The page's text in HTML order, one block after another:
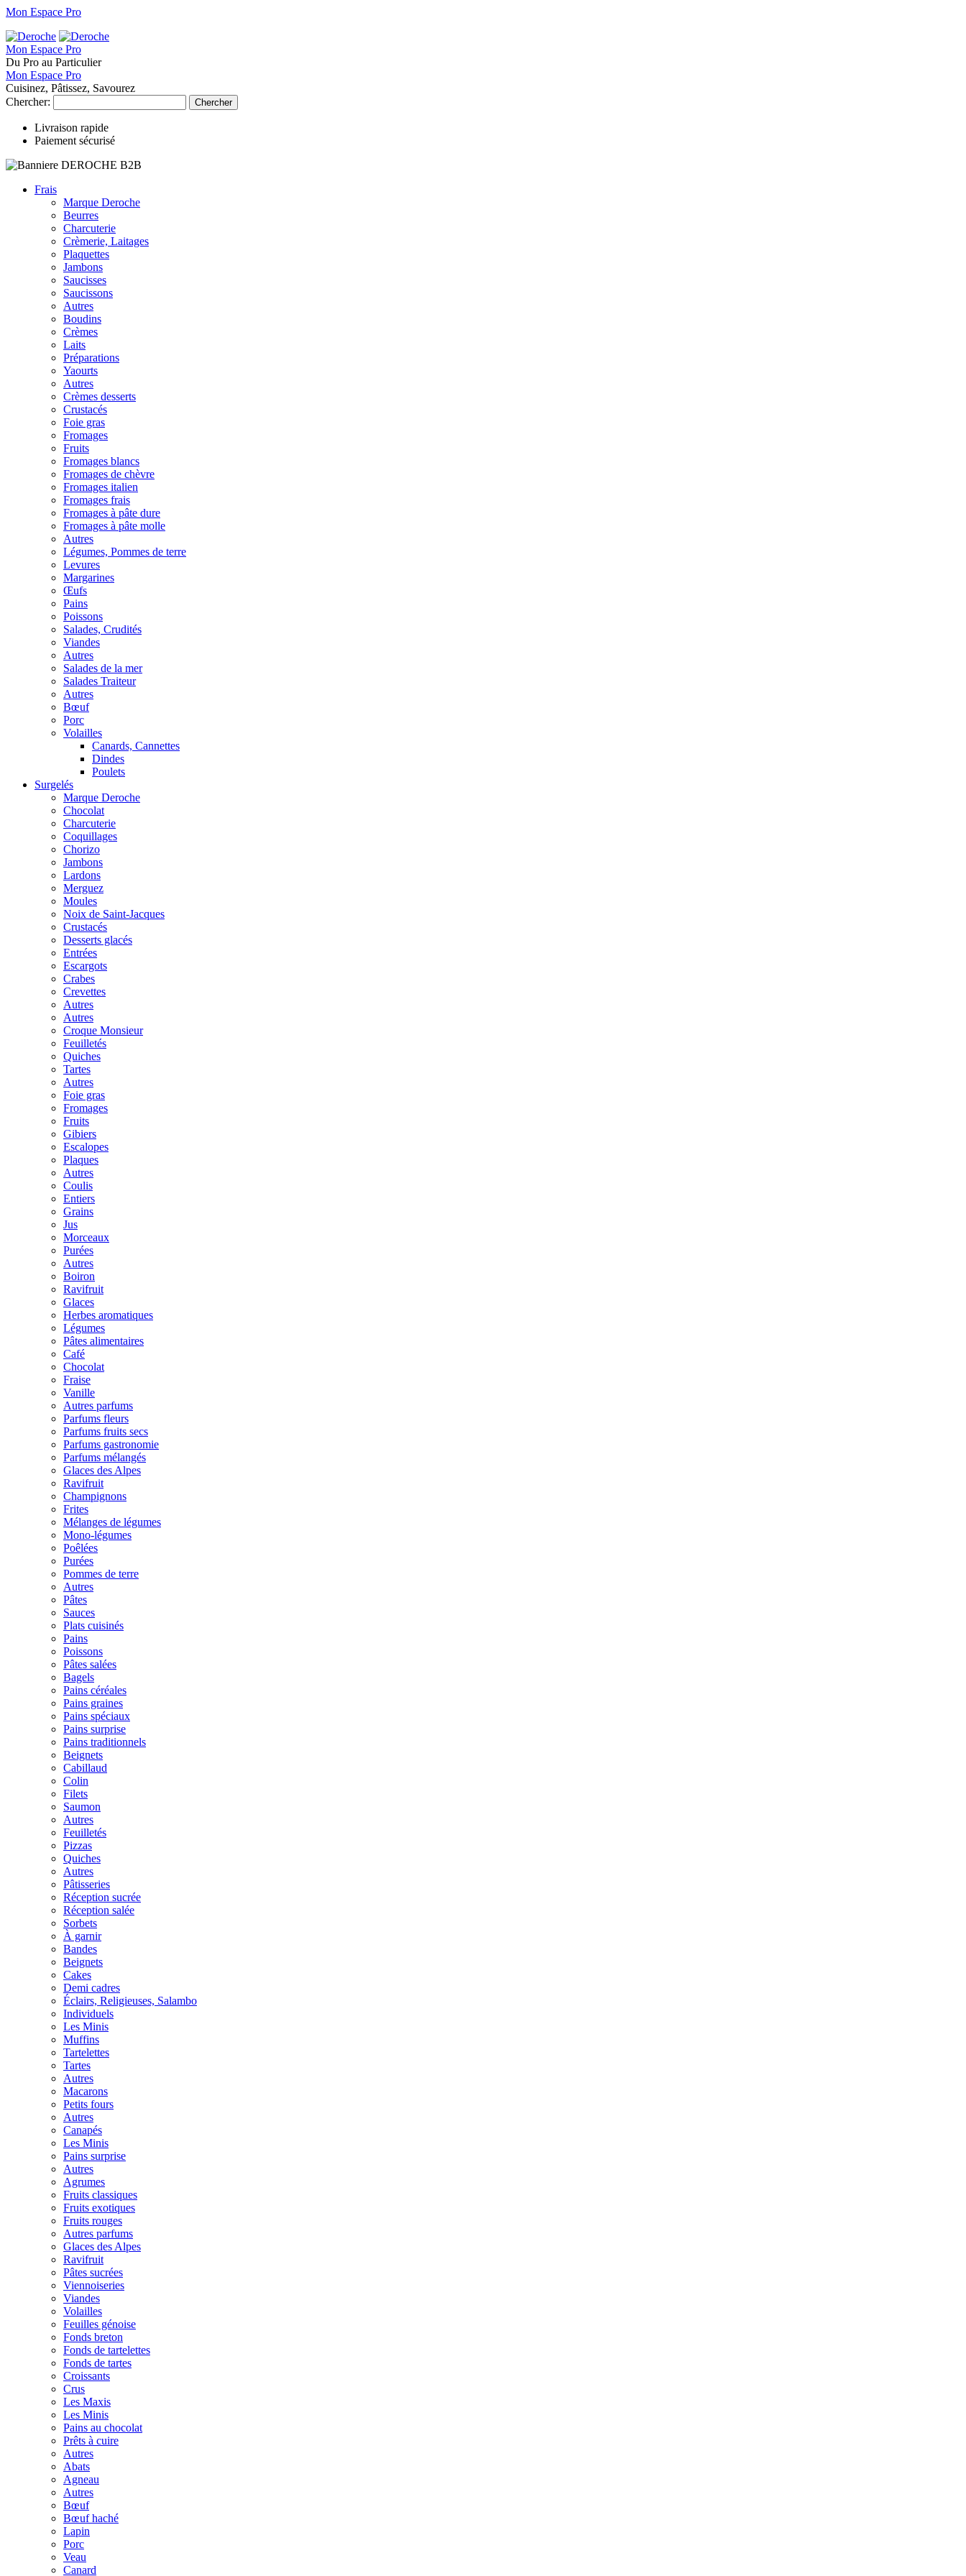
Mon Espace Pro
Mon Espace Pro
Du Pro au Particulier
Mon Espace Pro
Cuisinez, Pâtissez, Savourez
Chercher:
Chercher
Livraison rapide
Paiement sécurisé
Frais
Marque Deroche
Beurres
Charcuterie
Crèmerie, Laitages
Plaquettes
Jambons
Saucisses
Saucissons
Autres
Boudins
Crèmes
Laits
Préparations
Yaourts
Autres
Crèmes desserts
Crustacés
Foie gras
Fromages
Fruits
Fromages blancs
Fromages de chèvre
Fromages italien
Fromages frais
Fromages à pâte dure
Fromages à pâte molle
Autres
Légumes, Pommes de terre
Levures
Margarines
Œufs
Pains
Poissons
Salades, Crudités
Viandes
Autres
Salades de la mer
Salades Traiteur
Autres
Bœuf
Porc
Volailles
Canards, Cannettes
Dindes
Poulets
Surgelés
Marque Deroche
Chocolat
Charcuterie
Coquillages
Chorizo
Jambons
Lardons
Merguez
Moules
Noix de Saint-Jacques
Crustacés
Desserts glacés
Entrées
Escargots
Crabes
Crevettes
Autres
Autres
Croque Monsieur
Feuilletés
Quiches
Tartes
Autres
Foie gras
Fromages
Fruits
Gibiers
Escalopes
Plaques
Autres
Coulis
Entiers
Grains
Jus
Morceaux
Purées
Autres
Boiron
Ravifruit
Glaces
Herbes aromatiques
Légumes
Pâtes alimentaires
Café
Chocolat
Fraise
Vanille
Autres parfums
Parfums fleurs
Parfums fruits secs
Parfums gastronomie
Parfums mélangés
Glaces des Alpes
Ravifruit
Champignons
Frites
Mélanges de légumes
Mono-légumes
Poêlées
Purées
Pommes de terre
Autres
Pâtes
Sauces
Plats cuisinés
Pains
Poissons
Pâtes salées
Bagels
Pains céréales
Pains graines
Pains spéciaux
Pains surprise
Pains traditionnels
Beignets
Cabillaud
Colin
Filets
Saumon
Autres
Feuilletés
Pizzas
Quiches
Autres
Pâtisseries
Réception sucrée
Réception salée
Sorbets
À garnir
Bandes
Beignets
Cakes
Demi cadres
Éclairs, Religieuses, Salambo
Individuels
Les Minis
Muffins
Tartelettes
Tartes
Autres
Macarons
Petits fours
Autres
Canapés
Les Minis
Pains surprise
Autres
Agrumes
Fruits classiques
Fruits exotiques
Fruits rouges
Autres parfums
Glaces des Alpes
Ravifruit
Pâtes sucrées
Viennoiseries
Viandes
Volailles
Feuilles génoise
Fonds breton
Fonds de tartelettes
Fonds de tartes
Croissants
Crus
Les Maxis
Les Minis
Pains au chocolat
Prêts à cuire
Autres
Abats
Agneau
Autres
Bœuf
Bœuf haché
Lapin
Porc
Veau
Canard